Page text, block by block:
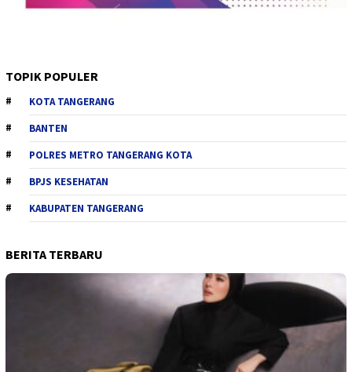
TOPIK POPULER
KOTA TANGERANG
BANTEN
POLRES METRO TANGERANG KOTA
BPJS KESEHATAN
KABUPATEN TANGERANG
BERITA TERBARU